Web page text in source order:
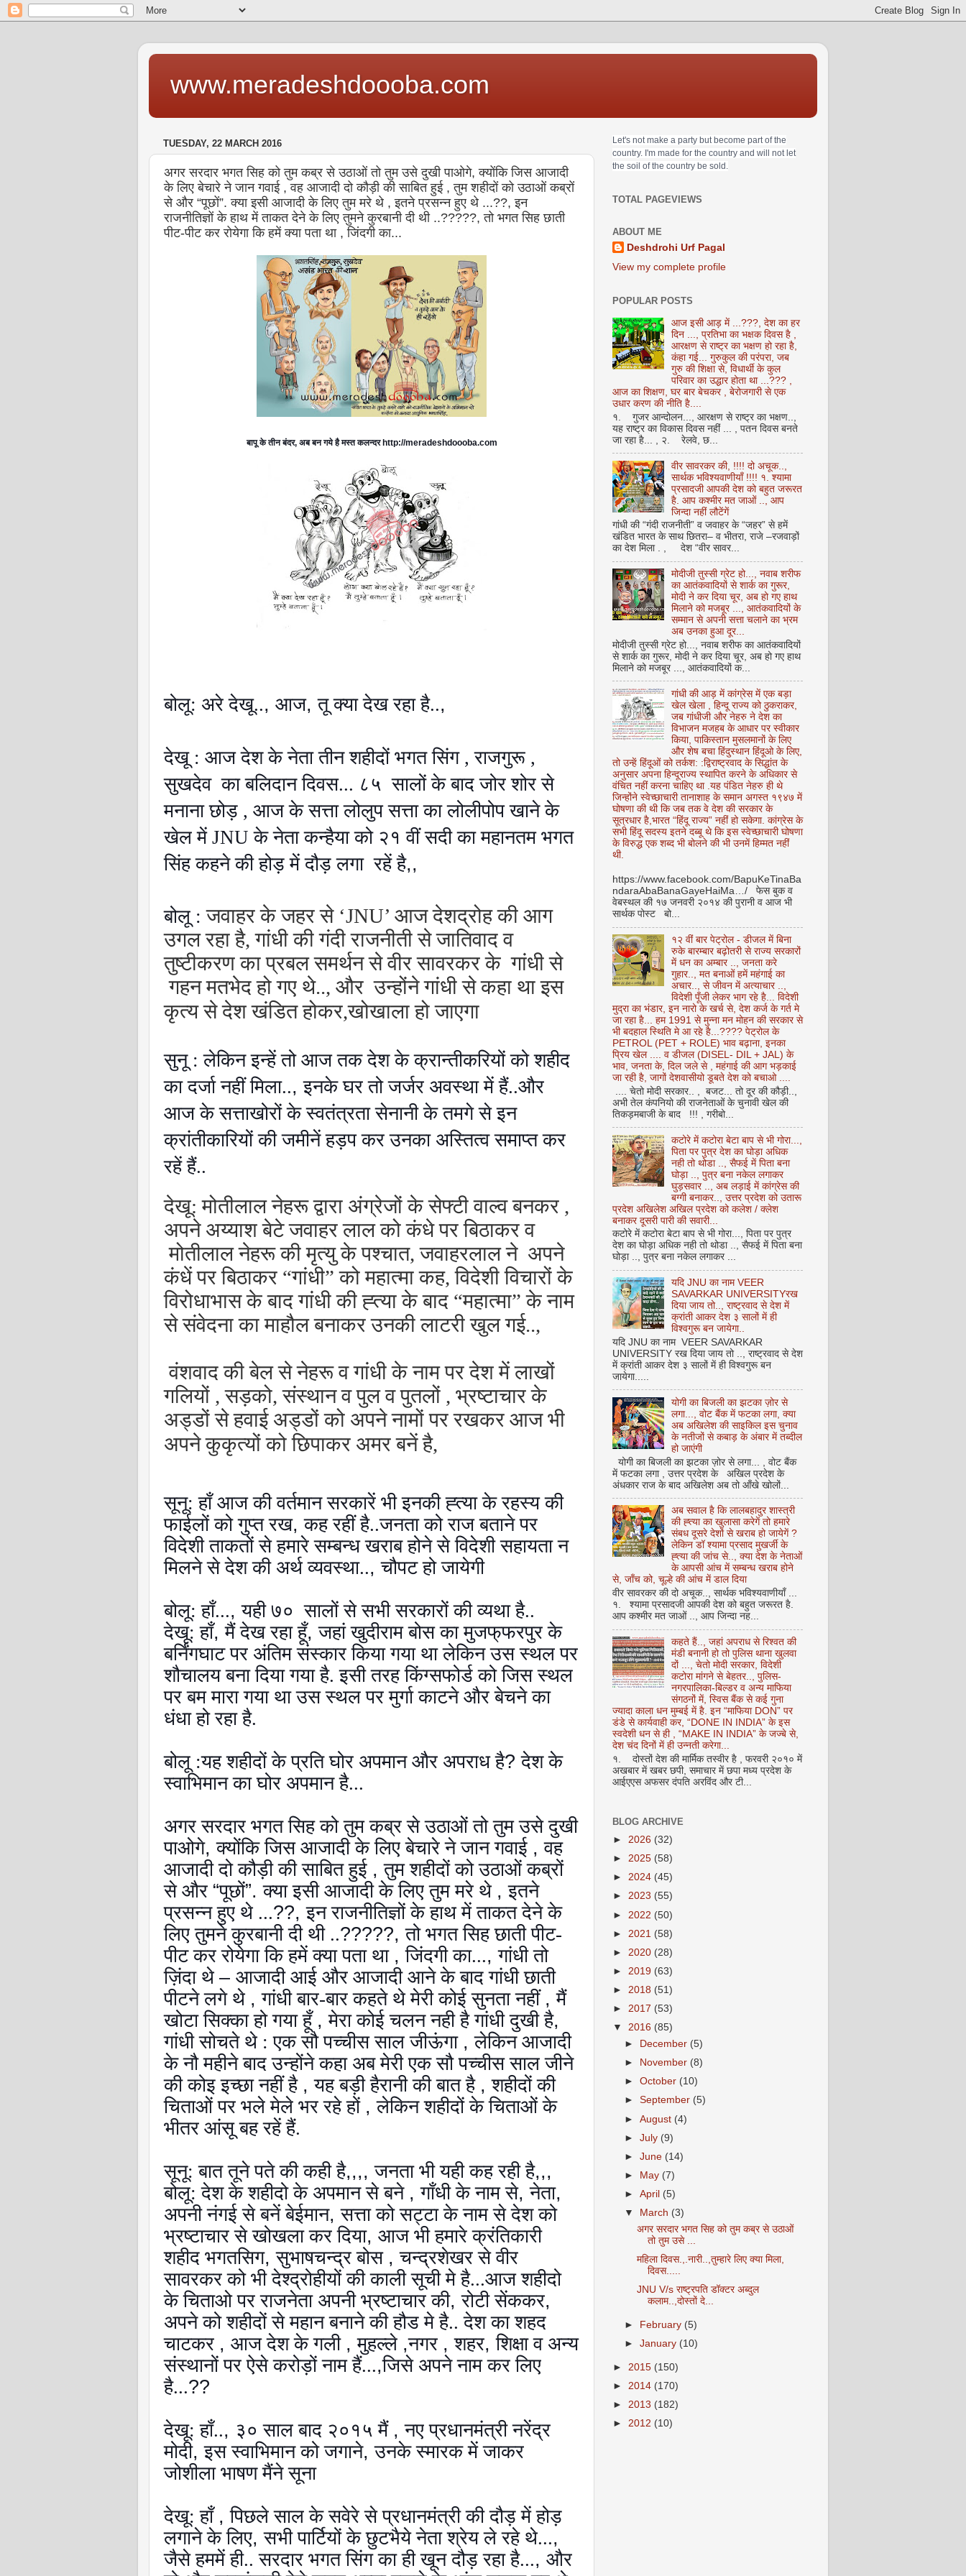
www.meradeshdoooba.com
TUESDAY, 22 MARCH 2016
अगर सरदार भगत सिह को तुम कब्र से उठाओं तो तुम उसे दुखी पाओगे, क्योंकि जिस आजादी
के लिए बेचारे ने जान गवाई , वह आजादी दो कौड़ी की साबित हुई , तुम शहीदों को उठाओं कब्रों
से और “पूछों”. क्या इसी आजादी के लिए तुम मरे थे , इतने प्रसन्न हुए थे ...??, इन
राजनीतिज्ञों के हाथ में ताकत देने के लिए तुमने कुरबानी दी थी ..?????, तो भगत सिह छाती
पीट-पीट कर रोयेगा कि हमें क्या पता था , जिंदगी का...
बापू के तीन बंदर, अब बन गये है मस्त कलन्दर http://meradeshdoooba.com
बोलू: अरे देखू.., आज,तू क्या देख रहा है..,
देखू : आज देश के नेता तीन शहीदों भगत सिंग , राजगुरू ,
सुखदेव का बलिदान दिवस... ८५ सालों के बाद जोर शोर से
मनाना छोड़ , आज के सत्ता लोलुप सत्ता का लोलीपोप खाने के
खेल में JNU के नेता कन्हैया को २१ वीं सदी का महानतम भगत
सिंह कहने की होड़ में दौड़ लगा रहें है,,
बोलू : जवाहर के जहर से ‘JNU’ आज देशद्रोह की आग
उगल रहा है, गांधी की गंदी राजनीती से जातिवाद व
तुष्टीकरण का प्रबल समर्थन से वीर सावरकर के गांधी से
गहन मतभेद हो गए थे.., और उन्होंने गांधी से कहा था इस
कृत्य से देश खंडित होकर,खोखाला हो जाएगा
सुनू : लेकिन इन्हें तो आज तक देश के क्रान्तीकरियों को शहीद
का दर्जा नहीं मिला..,इनके घर तो जर्जर अवस्था में हैं..और
आज के सत्ताखोरों के स्वतंत्रता सेनानी के तमगे से इन
क्रांतीकारियों की जमीनें हड़प कर उनका अस्तित्व समाप्त कर
रहें हैं..
देखू: मोतीलाल नेहरू द्वारा अंग्रेजों के सेफ्टी वाल्व बनकर ,
अपने अय्याश बेटे जवाहर लाल को कंधे पर बिठाकर व
मोतीलाल नेहरू की मृत्यु के पश्चात, जवाहरलाल ने अपने
कंधें पर बिठाकर “गांधी” को महात्मा कह, विदेशी विचारों के
विरोधाभास के बाद गांधी की ह्त्या के बाद “महात्मा” के नाम
से संवेदना का माहौल बनाकर उनकी लाटरी खुल गई..,
वंशवाद की बेल से नेहरू व गांधी के नाम पर देश में लाखों
गलियों , सड़को, संस्थान व पुल व पुतलों , भ्रष्टाचार के
अड्डों से हवाई अड्डों को अपने नामों पर रखकर आज भी
अपने कुकृत्यों को छिपाकर अमर बनें है,
सूनू: हाँ आज की वर्तमान सरकारें भी इनकी ह्त्या के रहस्य की
फाईलों को गुप्त रख,कह रहीं है..जनता को राज बताने पर
विदेशी ताकतों से हमारे सम्बन्ध खराब होने से विदेशी सहायता न
मिलने से देश की अर्थ व्यवस्था..,चौपट हो जायेगी
बोलू: हाँ...,यही ७० सालों से सभी सरकारों की व्यथा है..
देखू: हाँ,मैं देख रहा हूँ,जहां खुदीराम बोस का मुजफ्‌फरपुर के
बर्निंगघाट पर अंतिम संस्कार किया गया था लेकिन उस स्थल पर
शौचालय बना दिया गया है. इसी तरह किंग्सफोर्ड को जिस स्थल
पर बम मारा गया था उस स्थल पर मुर्गा काटने और बेचने का
धंधा हो रहा है.
बोलू :यह शहीदों के प्रति घोर अपमान और अपराध है?देश के
स्वाभिमान का घोर अपमान है...
अगर सरदार भगत सिह को तुम कब्र से उठाओं तो तुम उसे दुखी
पाओगे,क्योंकि जिस आजादी के लिए बेचारे ने जान गवाई ,वह
आजादी दो कौड़ी की साबित हुई ,तुम शहीदों को उठाओं कब्रों
से और “पूछों”.क्या इसी आजादी के लिए तुम मरे थे ,इतने
प्रसन्न हुए थे ...??,इन राजनीतिज्ञों के हाथ में ताकत देने के
लिए तुमने कुरबानी दी थी ..?????,तो भगत सिह छाती पीट-
पीट कर रोयेगा कि हमें क्या पता था ,जिंदगी का...,गांधी तो
ज़िंदा थे – आजादी आई और आजादी आने के बाद गांधी छाती
पीटने लगे थे ,गांधी बार-बार कहते थे मेरी कोई सुनता नहीं ,मैं
खोटा सिक्का हो गया हूँ ,मेरा कोई चलन नही है गांधी दुखी है,
गांधी सोचते थे : एक सौ पच्चीस साल जीऊंगा ,लेकिन आजादी
के नौ महीने बाद उन्होंने कहा अब मेरी एक सौ पच्चीस साल जीने
की कोइ इच्छा नहीं है ,यह बड़ी हैरानी की बात है ,शहीदों की
चिताओं पर भले मेले भर रहे हों ,लेकिन शहीदों के चिताओं के
भीतर आंसू बह रहें हैं.
सूनू: बात तूने पते की कही है,,,,जनता भी यही कह रही है,,,
बोलू: देश के शहीदो के अपमान से बने ,गाँधी के नाम से,नेता,
अपनी नंगई से बनें बेईमान,सत्ता को सट्टा के नाम से देश को
भ्रष्टाचार से खोखला कर दिया, आज भी हमारे क्रंतिकारी
शहीद भगतसिग,सुभाषचन्द्र बोस ,चन्द्रशेखर से वीर
सावरकर को भी देश्द्रोहीयों की काली सूची मे है...आज शहीदो
के चिताओ पर राजनेता अपनी भ्रष्टाचार की,रोटी सेंककर,
अपने को शहीदों से महान बनाने की हौड मे है.. देश का शहद
चाटकर , आज देश के गली ,मुहल्ले ,नगर ,शहर,शिक्षा व अन्य
संस्थानों पर ऐसे करोड़ों नाम हैं...,जिसे अपने नाम कर लिए
है...??
देखू: हाँ.., ३० साल बाद २०१५ मैं ,नए प्रधानमंत्री नरेंद्र
मोदी,इस स्वाभिमान को जगाने,उनके स्मारक में जाकर
जोशीला भाषण मैंने सूना
देखू: हाँ ,पिछले साल के सवेरे से प्रधानमंत्री की दौड़ में होड़
लगाने के लिए,सभी पार्टियों के छुटभैये नेता श्रेय ले रहे थे...,
जैसे हममें ही.. सरदार भगत सिंग का ही खून दौड़ रहा है..., और
Let's not make a party but become part of the
country. I'm made for the country and will not let
the soil of the country be sold.
TOTAL PAGEVIEWS
ABOUT ME
Deshdrohi Urf Pagal
View my complete profile
POPULAR POSTS
आज इसी आड़ में ...???, देश का हर
दिन ..., प्रतिभा का भक्षक दिवस है ,
आरक्षण से राष्ट्र का भक्षण हो रहा है,
कंहा गई... गुरुकुल की परंपरा, जब
गुरु की शिक्षा से, विधार्थी के कुल
परिवार का उद्धार होता था ...??? ,
आज का शिक्षण, घर बार बेचकर , बेरोजगारी से एक
उधार करण की नीति है....
१. गुजर आन्दोलन..., आरक्षण से राष्ट्र का भक्षण..,
यह राष्ट्र का विकास दिवस नहीं ... , पतन दिवस बनते
जा रहा है... , २. रेलवे, छ...
वीर सावरकर की, !!!! दो अचूक..,
सार्थक भविश्यवाणीयाँ !!!! १. श्यामा
प्रसादजी आपकी देश को बहुत जरूरत
है. आप कश्मीर मत जाओं .., आप
जिन्दा नहीं लौटेंगें
गांधी की “गंदी राजनीती” व जवाहर के “जहर” से हमें
खंडित भारत के साथ छितरा– व भीतरा, राजे –रजवाड़ों
का देश मिला . , देश “वीर सावर...
मोदीजी तुस्सी ग्रेट हो..., नवाब शरीफ
का आतंकवादियों से शार्क का गुरूर,
मोदी ने कर दिया चूर, अब हो गए हाथ
मिलाने को मजबूर ..., आतंकवादियों के
सम्मान से अपनी सत्ता चलाने का भ्रम
अब उनका हुआ दूर...
मोदीजी तुस्सी ग्रेट हो..., नवाब शरीफ का आतंकवादियों
से शार्क का गुरूर, मोदी ने कर दिया चूर, अब हो गए हाथ
मिलाने को मजबूर ..., आतंकवादियों क...
गांधी की आड़ में कांग्रेस में एक बड़ा
खेल खेला , हिन्दू राज्य को ठुकराकर,
जब गांधीजी और नेहरु ने देश का
विभाजन मजहब के आधार पर स्वीकार
किया, पाकिस्तान मुसलमानों के लिए
और शेष बचा हिंदुस्थान हिंदूओ के लिए,
तो उन्हें हिंदूओं को तर्कश: :द्विराष्ट्रवाद के सिद्धांत के
अनुसार अपना हिन्दूराज्य स्थापित करने के अधिकार से
वंचित नहीं करना चाहिए था .यह पंडित नेहरु ही थे
जिन्होंने स्वेच्छाचारी तानाशाह के समान अगस्त १९४७ में
घोषणा की थी कि जब तक वे देश की सरकार के
सूत्रधार है,भारत “हिंदू राज्य” नहीं हो सकेगा. कांग्रेस के
सभी हिंदू सदस्य इतने दब्बू थे कि इस स्वेच्छाचारी घोषणा
के विरुद्ध एक शब्द भी बोलने की भी उनमें हिम्मत नहीं
थी.
https://www.facebook.com/BapuKeTinaBa
ndaraAbaBanaGayeHaiMa…/ फेस बुक व
वेबस्थल की १७ जनवरी २०१४ की पुरानी व आज भी
सार्थक पोस्ट बो...
१२ वीं बार पेट्रोल - डीजल में बिना
रुके बारम्बार बढ़ोतरी से राज्य सरकारों
में धन का अम्बार .., जनता करे
गुहार.., मत बनाओं हमें महंगाई का
अचार.., से जीवन में अत्याचार ..,
विदेशी पूँजी लेकर भाग रहे है... विदेशी
मुद्रा का भंडार, इन नारो के खर्च से, देश कर्ज के गर्त मे
जा रहा है... हम 1991 से मुन्ना मन मोहन की सरकार से
भी बदहाल स्थिति मे आ रहे है...???? पेट्रोल के
PETROL (PET + ROLE) भाव बढ़ाना, इनका
प्रिय खेल .... व डीजल (DISEL- DIL + JAL) के
भाव, जनता के, दिल जले से , महंगाई की आग भड़काई
जा रही है, जागों देशवासीयो डूबते देश को बचाओ ....
.... चेतो मोदी सरकार.. , बजट... तो दूर की कौड़ी..,
अभी तेल कंपनियो की राजनेताओं के चुनावी खेल की
तिकड़मबाजी के बाद !!! , गरीबो...
कटोरे में कटोरा बेटा बाप से भी गोरा...,
पिता पर पुत्र देश का घोड़ा अधिक
नही तो थोडा .., सैफई में पिता बना
घोड़ा .., पुत्र बना नकेल लगाकर
घुड़सवार .., अब लड़ाई में कांग्रेस की
बग्गी बनाकर.., उत्तर प्रदेश को उतारू
प्रदेश अखिलेश अखिल प्रदेश को कलेश / क्लेश
बनाकर दूसरी पारी की सवारी...
कटोरे में कटोरा बेटा बाप से भी गोरा..., पिता पर पुत्र
देश का घोड़ा अधिक नही तो थोडा .., सैफई में पिता बना
घोड़ा .., पुत्र बना नकेल लगाकर ...
यदि JNU का नाम VEER
SAVARKAR UNIVERSITYरख
दिया जाय तो.., राष्ट्रवाद से देश में
क्रांती आकर देश ३ सालों में ही
विश्वगुरू बन जायेगा..
यदि JNU का नाम VEER SAVARKAR
UNIVERSITY रख दिया जाय तो .., राष्ट्रवाद से देश
में क्रांती आकर देश ३ सालों में ही विश्वगुरू बन
जायेगा.....
योगी का बिजली का झटका ज़ोर से
लगा..., वोट बैंक में फटका लगा, क्या
अब अखिलेश की साइकिल इस चुनाव
के नतीजों से कबाड़ के अंबार में तब्दील
हो जाएंगी
योगी का बिजली का झटका ज़ोर से लगा... , वोट बैंक
में फटका लगा , उत्तर प्रदेश के अखिल प्रदेश के
अंधकार राज के बाद अखिलेश अब तो आँखे खोलों...
अब सवाल है कि लालबहादुर शास्त्री
की ह्त्या का खुलासा करेगें तो हमारे
संबध दूसरे देशों से खराब हो जायेगें ?
लेकिन डॉ श्यामा प्रसाद मुखर्जी के
ह्त्या की जांच से.., क्या देश के नेताओं
के आपसी आंच में सम्बन्ध खराब होने
से, जाँच को, चूल्हे की आंच में डाल दिया
वीर सावरकर की दो अचूक.., सार्थक भविश्यवाणीयाँ ...
१. श्यामा प्रसादजी आपकी देश को बहुत जरूरत है.
आप कश्मीर मत जाओं .., आप जिन्दा नह...
कहते हैं.., जहां अपराध से रिश्वत की
मंडी बनानी हो तो पुलिस थाना खुलवा
दों ..., चेतो मोदी सरकार, विदेशी
कटोरा मांगने से बेहतर.., पुलिस-
नगरपालिका-बिल्डर व अन्य माफिया
संगठनों में, स्विस बैंक से कई गुना
ज्यादा काला धन मुम्बई में है. इन “माफिया DON” पर
डंडे से कार्यवाही कर, “DONE IN INDIA” के इस
स्वदेशी धन से ही , “MAKE IN INDIA” के जज्बे से,
देश चंद दिनों में ही उन्नती करेगा...
१. दोस्तों देश की मार्मिक तस्वीर है , फरवरी २०१० में
अखबार में खबर छपी, समाचार में छपा मध्य प्रदेश के
आईएएस अफसर दंपति अरविंद और टी...
BLOG ARCHIVE
► 2026 (32)
► 2025 (58)
► 2024 (45)
► 2023 (55)
► 2022 (50)
► 2021 (58)
► 2020 (28)
► 2019 (63)
► 2018 (51)
► 2017 (53)
▼ 2016 (85)
►
December (5)
►
November (8)
►October (10)
►September (5)
►August (4)
►July (9)
►June (14)
►
May (7)
►April (5)
▼
March (3)
अगर सरदार भगत सिह को तुम कब्र से उठाओं
तो तुम उसे ...
महिला दिवस.,.नारी..,तुम्हारे लिए क्या मिला,
दिवस.....
JNU V/s राष्ट्रपति डॉक्टर अब्दुल
कलाम..,दोस्तों दे...
► February (5)
►January (10)
► 2015 (150)
► 2014 (170)
► 2013 (182)
► 2012 (10)